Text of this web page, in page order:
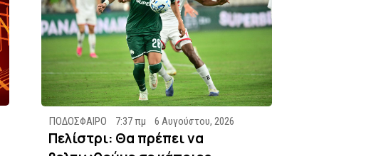
ΠΟΔΟΣΦΑΙΡΟ 7:37 πμ 6 Αυγούστου, 2026
Πελίστρι: Θα πρέπει να